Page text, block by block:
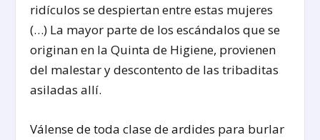
ridículos se despiertan entre estas mujeres
(…) La mayor parte de los escándalos que se
originan en la Quinta de Higiene, provienen
del malestar y descontento de las tribaditas
asiladas allí.
Válense de toda clase de ardides para burlar